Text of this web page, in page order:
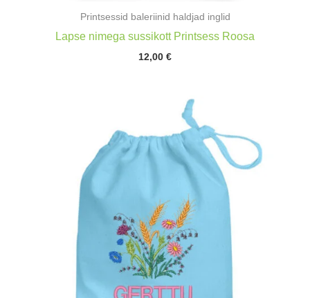
Printsessid baleriinid haldjad inglid
Lapse nimega sussikott Printsess Roosa
12,00 €